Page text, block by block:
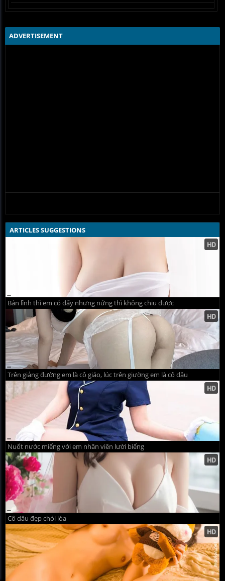
ADVERTISEMENT
ARTICLES SUGGESTIONS
Bản lĩnh thì em có đấy nhưng nứng thì không chịu được
Trên giảng đường em là cô giáo, lúc trên giường em là cô dâu
Nuốt nước miếng với em nhân viên lười biếng
Cô dâu đẹp chói lóa